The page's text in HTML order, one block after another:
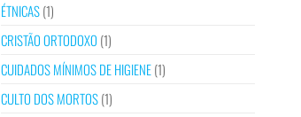
ÉTNICAS(1)
CRISTÃO ORTODOXO (1)
CUIDADOS MÍNIMOS DE HIGIENE(1)
CULTO DOS MORTOS(1)